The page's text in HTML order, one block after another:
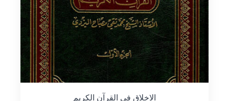
الاخلاق في القرآن الكريم